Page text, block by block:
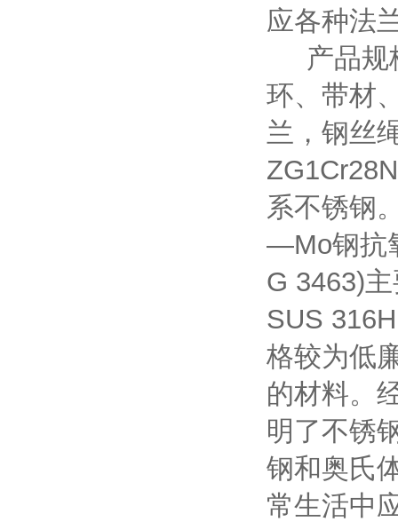
应各种法
产品规
环、带材
兰，钢丝
系不锈钢
—Mo钢抗
G 3463)
SUS
格较为低
的材料。
明了不锈
钢和奥氏
常生活中